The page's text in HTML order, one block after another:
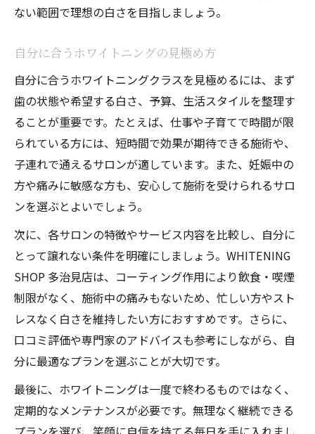
ない範囲で理想の白さを目指しましょう。
自分に合うホワイトニングの見極め方
自分に合うホワイトニングクラスを見極めるには、まず
歯の状態や希望する白さ、予算、生活スタイルを整理す
ることが重要です。たとえば、仕事や子育てで時間が限
られている方には、短時間で効果が期待できる施術や、
子連れで通えるサロンが適しています。また、妊娠中の
方や痛みに敏感な方も、安心して施術を受けられるサロ
ンを選ぶとよいでしょう。
次に、各サロンの特徴やサービス内容を比較し、自分に
とって譲れない条件を明確にしましょう。WHITENING
SHOP 多治見店は、コーティング作用により飲食・喫煙
制限がなく、施術中の痛みもないため、忙しい方やスト
レスなく白さを維持したい方におすすめです。さらに、
口コミ評価や専門家のアドバイスも参考にしながら、自
分に最適なプランを選ぶことが大切です。
最後に、ホワイトニングは一度で終わるものではなく、
定期的なメンテナンスが必要です。無理なく継続できる